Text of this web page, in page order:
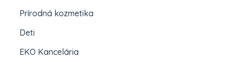
Prírodná kozmetika
Deti
EKO Kancelária